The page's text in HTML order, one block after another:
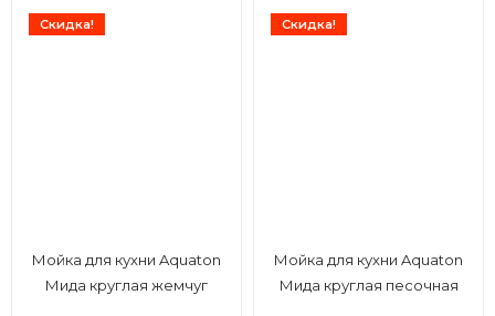
Скидка!
Мойка для кухни Aquaton
Мида круглая жемчуг
Скидка!
Мойка для кухни Aquaton
Мида круглая песочная